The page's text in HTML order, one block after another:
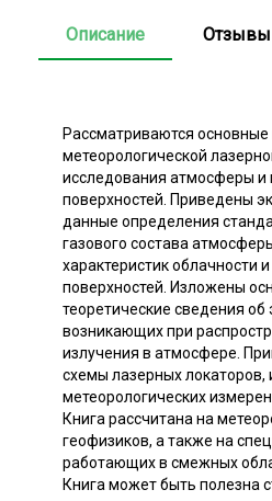
Описание Отзывы
Рассматриваются
метеорологической
исследования атмосферы
поверхностей. Приведены
данные определения
газового состава
характеристик облачности
поверхностей. Изложены
теоретические сведения об
возникающих при
излучения в атмосфере.
схемы лазерных локаторов,
метеорологических
Книга рассчитана на
геофизиков, а также на
работающих в смежных
Книга может быть полезна